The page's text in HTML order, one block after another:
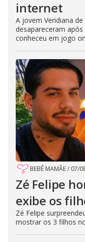
internet
A jovem Veridiana
desapareceram
conheceu em jogo
BEBÊ MAMÃE/ 07/
Zé Felipe
exibe os
Zé Felipe
mostrar os 3 filhos